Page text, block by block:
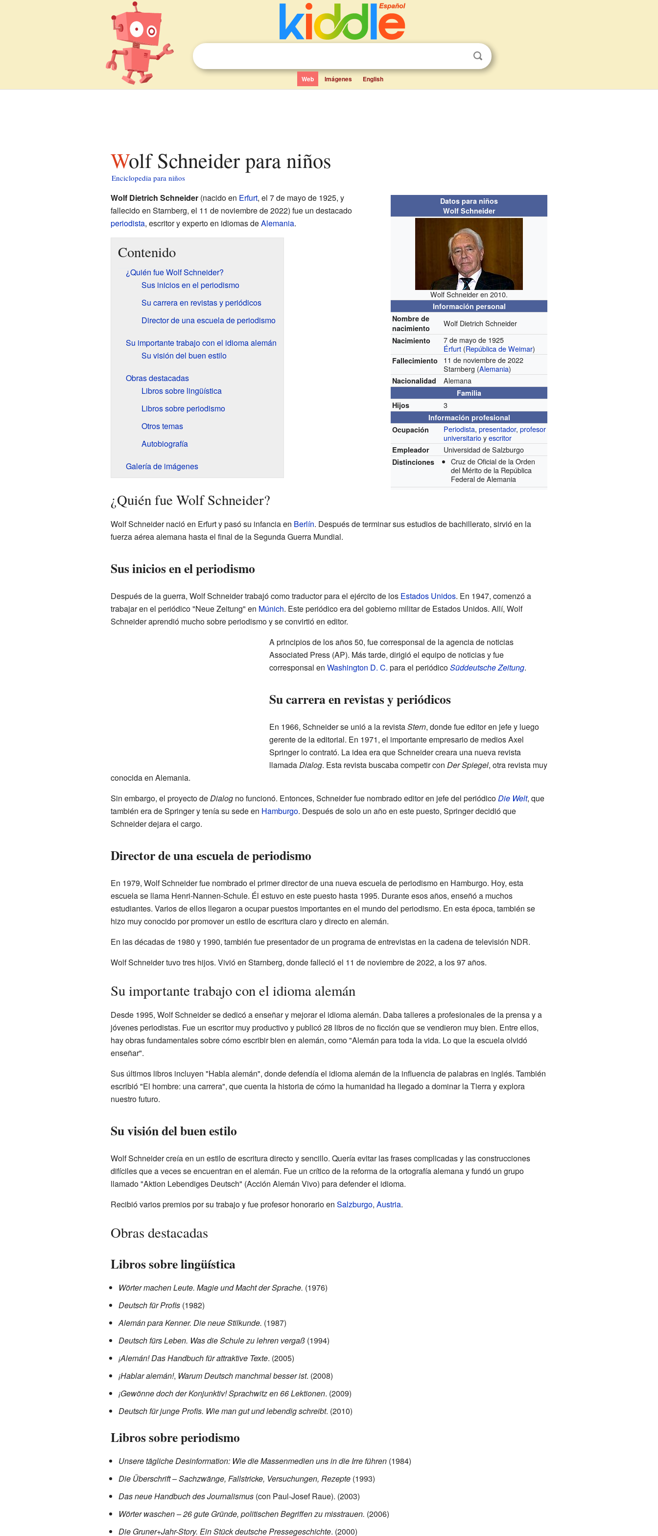
Web Imágenes English
Wolf Schneider para niños
Enciclopedia para niños
Datos para niños
Wolf Schneider
Wolf Schneider en 2010.
Información personal
Nombre de
nacimiento
Wolf Dietrich Schneider
Nacimiento
7 de mayo de 1925
Érfurt (República de Weimar)
Fallecimiento
11 de noviembre de 2022
Starnberg (Alemania)
Nacionalidad Alemana
Familia
Hijos
3
Información profesional
Ocupación
Periodista,presentador,profesor
universitarioyescritor
Empleador Universidad de Salzburgo
Distinciones
Cruz de Oficial de la Orden
del Mérito de la República
Federal de Alemania
Wolf Dietrich Schneider(nacido en Erfurt, el 7 de mayo de 1925, y
fallecido en Starnberg, el 11 de noviembre de 2022) fue un destacado
periodista, escritor y experto en idiomas deAlemania.
Contenido
¿Quién fue Wolf Schneider?
Sus inicios en el periodismo
Su carrera en revistas y periódicos
Director de una escuela de periodismo
Su importante trabajo con el idioma alemán
Su visión del buen estilo
Obras destacadas
Libros sobre lingüística
Libros sobre periodismo
Otros temas
Autobiografía
Galería de imágenes
¿Quién fue Wolf Schneider?
Wolf Schneider nació en Erfurt y pasó su infancia en Berlín. Después de terminar sus estudios de bachillerato, sirvió en la
fuerza aérea alemana hasta el final de la Segunda Guerra Mundial.
Sus inicios en el periodismo
Después de la guerra, Wolf Schneider trabajó como traductor para el ejército de los Estados Unidos. En 1947, comenzó a
trabajar en el periódico "Neue Zeitung" en Múnich. Este periódico era del gobierno militar de Estados Unidos. Allí, Wolf
Schneider aprendió mucho sobre periodismo y se convirtió en editor.
A principios de los años 50, fue corresponsal de la agencia de noticias
Associated Press (AP). Más tarde, dirigió el equipo de noticias y fue
corresponsal en Washington D. C. para el periódicoSüddeutsche Zeitung.
Su carrera en revistas y periódicos
En 1966, Schneider se unió a la revistaStern, donde fue editor en jefe y luego
gerente de la editorial. En 1971, el importante empresario de medios Axel
Springer lo contrató. La idea era que Schneider creara una nueva revista
llamadaDialog. Esta revista buscaba competir con Der Spiegel, otra revista muy
conocida en Alemania.
Sin embargo, el proyecto deDialogno funcionó. Entonces, Schneider fue nombrado editor en jefe del periódicoDie Welt, que
también era de Springer y tenía su sede en Hamburgo. Después de solo un año en este puesto, Springer decidió que
Schneider dejara el cargo.
Director de una escuela de periodismo
En 1979, Wolf Schneider fue nombrado el primer director de una nueva escuela de periodismo en Hamburgo. Hoy, esta
escuela se llama Henri-Nannen-Schule. Él estuvo en este puesto hasta 1995. Durante esos años, enseñó a muchos
estudiantes. Varios de ellos llegaron a ocupar puestos importantes en el mundo del periodismo. En esta época, también se
hizo muy conocido por promover un estilo de escritura claro y directo en alemán.
En las décadas de 1980 y 1990, también fue presentador de un programa de entrevistas en la cadena de televisión NDR.
Wolf Schneider tuvo tres hijos. Vivió en Starnberg, donde falleció el 11 de noviembre de 2022, a los 97 años.
Su importante trabajo con el idioma alemán
Desde 1995, Wolf Schneider se dedicó a enseñar y mejorar el idioma alemán. Daba talleres a profesionales de la prensa y a
jóvenes periodistas. Fue un escritor muy productivo y publicó 28 libros de no ficción que se vendieron muy bien. Entre ellos,
hay obras fundamentales sobre cómo escribir bien en alemán, como "Alemán para toda la vida. Lo que la escuela olvidó
enseñar".
Sus últimos libros incluyen "Habla alemán", donde defendía el idioma alemán de la influencia de palabras en inglés. También
escribió "El hombre: una carrera", que cuenta la historia de cómo la humanidad ha llegado a dominar la Tierra y explora
nuestro futuro.
Su visión del buen estilo
Wolf Schneider creía en un estilo de escritura directo y sencillo. Quería evitar las frases complicadas y las construcciones
difíciles que a veces se encuentran en el alemán. Fue un crítico de la reforma de la ortografía alemana y fundó un grupo
llamado "Aktion Lebendiges Deutsch" (Acción Alemán Vivo) para defender el idioma.
Recibió varios premios por su trabajo y fue profesor honorario en Salzburgo, Austria.
Obras destacadas
Libros sobre lingüística
Wörter machen Leute. Magie und Macht der Sprache. (1976)
Deutsch für Profis(1982)
Alemán para Kenner. Die neue Stilkunde. (1987)
Deutsch fürs Leben. Was die Schule zu lehren vergaß(1994)
¡Alemán!Das Handbuch für attraktive Texte. (2005)
¡Hablar alemán!, Warum Deutsch manchmal besser ist. (2008)
¡Gewönne doch der Konjunktiv!Sprachwitz en 66 Lektionen. (2009)
Deutsch für junge Profis. Wie man gut und lebendig schreibt. (2010)
Libros sobre periodismo
Unsere tägliche Desinformation: Wie die Massenmedien uns in die Irre führen(1984)
Die Überschrift – Sachzwänge, Fallstricke, Versuchungen, Rezepte(1993)
Das neue Handbuch des Journalismus(con Paul-Josef Raue). (2003)
Wörter waschen – 26 gute Gründe, politischen Begriffen zu misstrauen. (2006)
Die Gruner+Jahr-Story. Ein Stück deutsche Pressegeschichte. (2000)